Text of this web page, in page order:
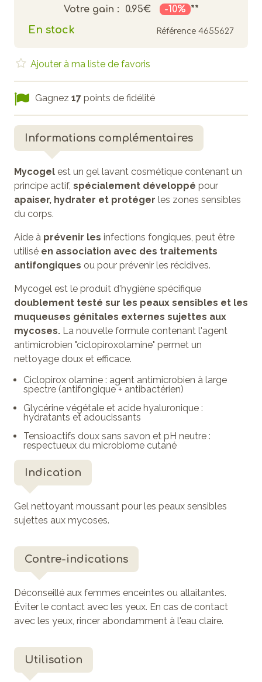
Votre gain : 0.95€ -10% **
En stock Référence 4655627
Ajouter à ma liste de favoris
Gagnez 17 points de fidélité
Informations complémentaires
Mycogel est un gel lavant cosmétique contenant un
principe actif, spécialement développé pour
apaiser, hydrater et protéger les zones sensibles
du corps.
Aide à prévenir les infections fongiques, peut être
utilisé en association avec des traitements
antifongiques ou pour prévenir les récidives.
Mycogel est le produit d'hygiène spécifique
doublement testé sur les peaux sensibles et les
muqueuses génitales externes sujettes aux
mycoses. La nouvelle formule contenant l'agent
antimicrobien "ciclopiroxolamine" permet un
nettoyage doux et efficace.
Ciclopirox olamine : agent antimicrobien à large
spectre (antifongique + antibactérien)
Glycérine végétale et acide hyaluronique :
hydratants et adoucissants
Tensioactifs doux sans savon et pH neutre :
respectueux du microbiome cutané
Indication
Gel nettoyant moussant pour les peaux sensibles
sujettes aux mycoses.
Contre-indications
Déconseillé aux femmes enceintes ou allaitantes.
Éviter le contact avec les yeux. En cas de contact
avec les yeux, rincer abondamment à l'eau claire.
Utilisation